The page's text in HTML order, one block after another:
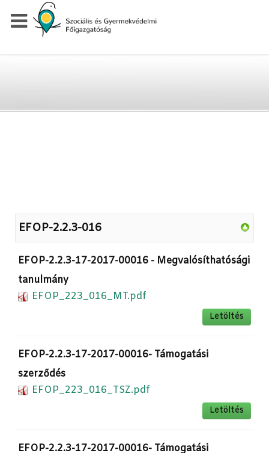
EFOP-2.2.3-016
EFOP-2.2.3-17-2017-00016 - Megvalósíthatósági
tanulmány
EFOP_223_016_MT.pdf
Letöltés
EFOP-2.2.3-17-2017-00016- Támogatási
szerződés
EFOP_223_016_TSZ.pdf
Letöltés
EFOP-2.2.3-17-2017-00016- Támogatási